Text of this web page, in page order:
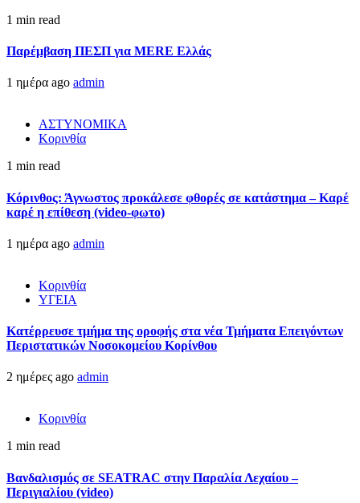
1 min read
Παρέμβαση ΠΕΣΠ για MERE Ελλάς
1 ημέρα ago admin
ΑΣΤΥΝΟΜΙΚΑ
Κορινθία
1 min read
Κόρινθος: Άγνωστος προκάλεσε φθορές σε κατάστημα – Καρέ
καρέ η επίθεση (video-φωτο)
1 ημέρα ago admin
Κορινθία
ΥΓΕΙΑ
Kατέρρευσε τμήμα της οροφής στα νέα Τμήματα Επειγόντων
Περιστατικών Νοσοκομείου Κορίνθου
2 ημέρες ago admin
Κορινθία
1 min read
Βανδαλισμός σε SEATRAC στην Παραλία Λεχαίου –
Περιγιαλίου (video)